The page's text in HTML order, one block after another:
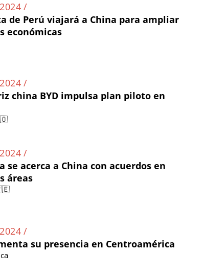
/
de Perú viajará a China para ampliar
económicas
/
china BYD impulsa plan piloto en
/
se acerca a China con acuerdos en
áreas
/
su presencia en Centroamérica